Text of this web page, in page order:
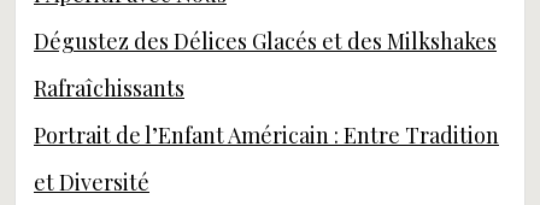
Dégustez des Délices Glacés et des Milkshakes
Rafraîchissants
Portrait de l’Enfant Américain : Entre Tradition
et Diversité